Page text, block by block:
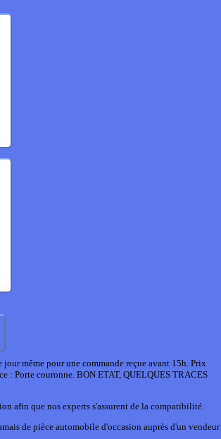
même pour une commande reçue avant 15h. Prix
: Porte couronne. BON ETAT, QUELQUES TRACES
afin que nos experts s'assurent de la compatibilité.
de pièce automobile d'occasion auprès d'un vendeur